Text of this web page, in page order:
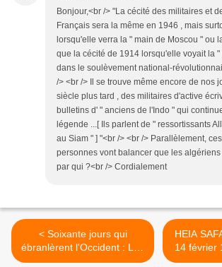
Bonjour,<br /> "La cécité des militaires et
Français sera la même en 1946 , mais
lorsqu'elle verra la " main de Moscou " ou
que la cécité de 1914 lorsqu'elle voyait la
dans le soulèvement national-
/> <br /> Il se trouve même encore de nos
siècle plus tard , des militaires d'active
bulletins d' " anciens de l'Indo " qui
légende ...[ Ils parlent de " ressortissants
au Siam " ] "<br /> <br /> Parallèlement,
personnes vont balancer que les
par qui ?<br /> Cordialement
< Soixante jours qui
ébranlèrent l'Occident : Les
Heures sombres de
HEIA
14 février
ein